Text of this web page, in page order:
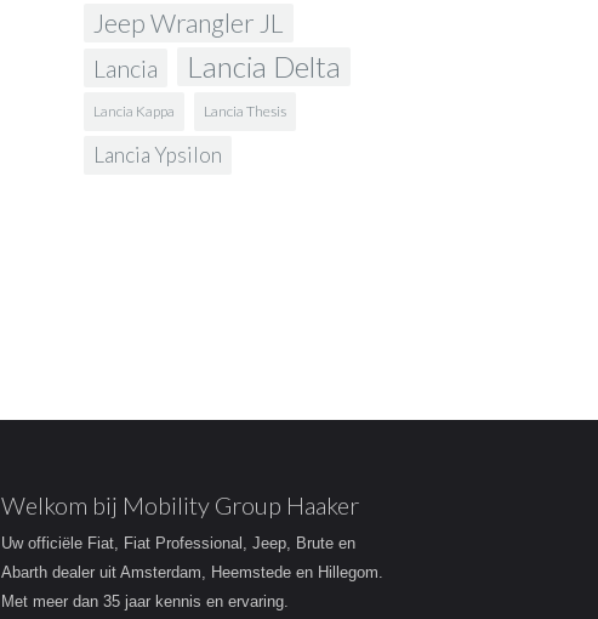
Jeep Wrangler JL
Lancia Lancia Delta
Lancia Kappa Lancia Thesis
Lancia Ypsilon
Welkom bij Mobility Group Haaker
Uw officiële Fiat, Fiat Professional, Jeep, Brute en
Abarth dealer uit Amsterdam, Heemstede en Hillegom.
Met meer dan 35 jaar kennis en ervaring.